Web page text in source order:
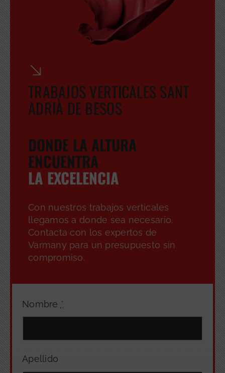
Nombre *
Apellido
TRABAJOS VERTICALES SANT
ADRIÀ DE BESOS
DONDE LA ALTURA
ENCUENTRA
LA EXCELENCIA
Con nuestros trabajos verticales
llegamos a donde sea necesario.
Contacta con los expertos de
Varmany para un presupuesto sin
compromiso.
GRATUITA